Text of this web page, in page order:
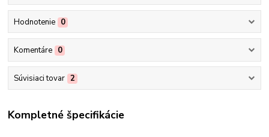
Hodnotenie 0
Komentáre 0
Súvisiaci tovar 2
Kompletné špecifikácie